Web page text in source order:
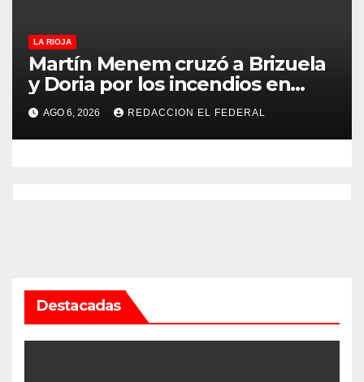
LA RIOJA
Martín Menem cruzó a Brizuela
y Doria por los incendios en
Guanchín: “Miente
descaradamente”
AGO 6, 2026 REDACCION EL FEDERAL
Destacadas